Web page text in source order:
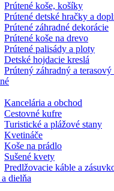
Prútené koše, košíky
Prútené detské hračky a
Prútené záhradné dekorácie
Prútené koše na drevo
Prútené palisády a ploty
Detské hojdacie kreslá
Prútený záhradný a
Kancelária a obchod
Cestovné kufre
Turistické a plážové stany
Kvetináče
Koše na prádlo
Sušené kvety
Predlžovacie káble a
dielňa